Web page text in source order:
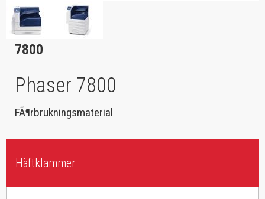
7800
Phaser 7800
FÃ¶rbrukningsmaterial
Häftklammer